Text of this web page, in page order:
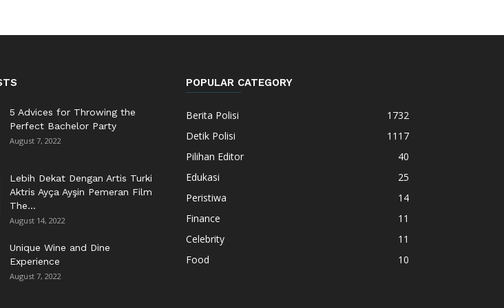
5 Advices for Throwing the
Perfect Bachelor Party
August 7, 2022
Lebih Dekat Dengan Artis Turki
Aktris Ayça Ayşin Pemeran Film
The...
August 14, 2022
Unique Wine and Dine
Experience
August 7, 2022
POPULAR CATEGORY
Berita Polisi
1732
Detik Polisi
1117
Pilihan Editor
40
Edukasi
25
Peristiwa
14
Finance
11
Celebrity
11
Food
10